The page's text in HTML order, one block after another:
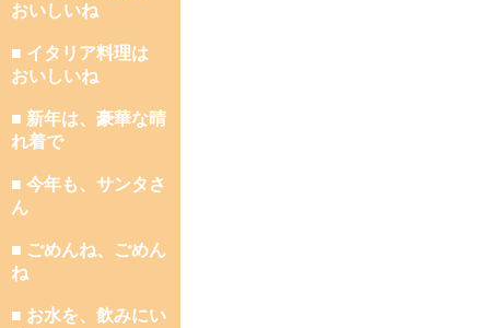
おいしいね
■ イタリア料理は
おいしいね
■ 新年は、豪華な晴
れ着で
■ 今年も、サンタさ
ん
■ ごめんね、ごめん
ね
■ お水を、飲みにい